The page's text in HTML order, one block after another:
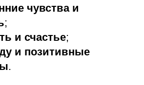
чувства и
;
и счастье;
и позитивные
.